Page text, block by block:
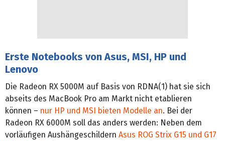
Erste Notebooks von Asus, MSI, HP und
Lenovo
Die Radeon RX 5000M auf Basis von RDNA(1) hat sie sich
abseits des MacBook Pro am Markt nicht etablieren
können – nur HP und MSI bieten Modelle an. Bei der
Radeon RX 6000M soll das anders werden: Neben dem
vorläufigen Aushängeschildern Asus ROG Strix G15 und G17